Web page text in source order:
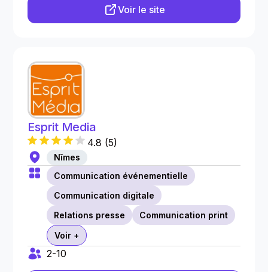
Voir le site
Esprit Media
4.8 (5)
Nîmes
Communication événementielle
Communication digitale
Relations presse
Communication print
Voir +
2-10